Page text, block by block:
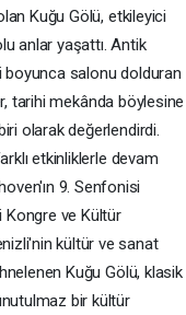
Kuğu Gölü, etkileyici
anlar yaşattı. Antik
boyunca salonu dolduran
tarihi mekânda böylesine
olarak değerlendirdi.
etkinliklerle devam
9. Senfonisi
Kongre ve Kültür
kültür ve sanat
Kuğu Gölü, klasik
bir kültür